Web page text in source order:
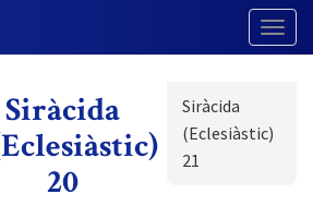
Siràcida
20
Siràcida
(Eclesiàstic)
21